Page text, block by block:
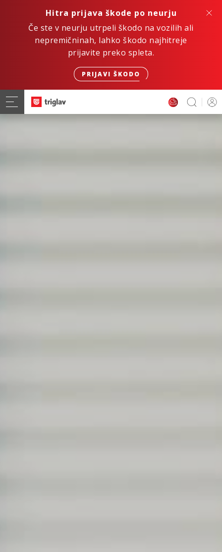
Hitra prijava škode po neurju
Če ste v neurju utrpeli škodo na vozilih ali
nepremičninah, lahko škodo najhitreje
prijavite preko spleta.
PRIJAVI ŠKODO